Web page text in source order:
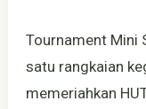
Tournament Mini
satu rangkaian
memeriahkan